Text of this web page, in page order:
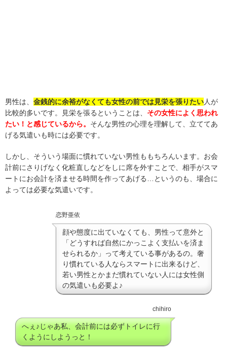
男性は、 金銭的に余裕がなくても女性の前では見栄を張りたい人が
比較的多いです。見栄を張るということは、 その女性によく思われ
たい！と感じているから。 そんな男性の心理を理解して、立ててあ
げる気遣いも時には必要です。
しかし、そういう場面に慣れていない男性ももちろんいます。お会
計前にさりげなく化粧直しなどをしに席を外すことで、相手がスマ
ートにお会計を済ませる時間を作ってあげる…というのも、場合に
よっては必要な気遣いです。
恋野亜依
顔や態度に出ていなくても、男性って意外と
「どうすれば自然にかっこよく支払いを済ま
せられるか」って考えている事があるの。奢
り慣れている人ならスマートに出来るけど、
若い男性とかまだ慣れていない人には女性側
の気遣いも必要よ♪
chihiro
へぇ♪じゃあ私、会計前には必ずトイレに行
くようにしようっと！